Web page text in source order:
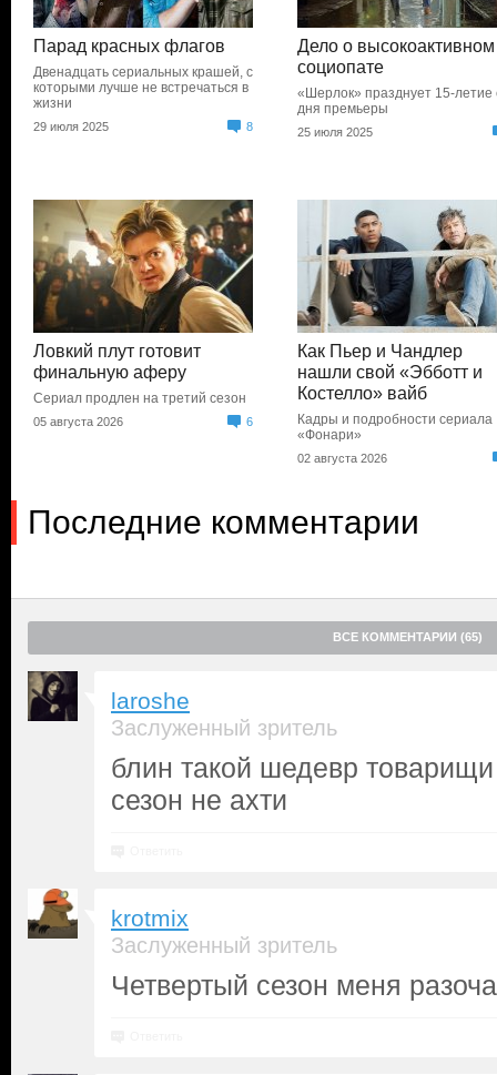
Парад красных флагов
Двенадцать сериальных крашей, с
которыми лучше не встречаться в
жизни
29 июля 2025 8
Дело о высокоактивном
социопате
«Шерлок» празднует 15-летие
дня премьеры
25 июля 2025
Ловкий плут готовит
финальную аферу
Сериал продлен на третий сезон
05 августа 2026 6
Как Пьер и Чандлер
нашли свой «Эбботт и
Костелло» вайб
Кадры и подробности сериала
«Фонари»
02 августа 2026
Последние комментарии
ВСЕ КОММЕНТАРИИ (65)
laroshe
Заслуженный зритель
блин такой шедевр
сезон не ахти
krotmix
Заслуженный зритель
Четвертый сезон меня